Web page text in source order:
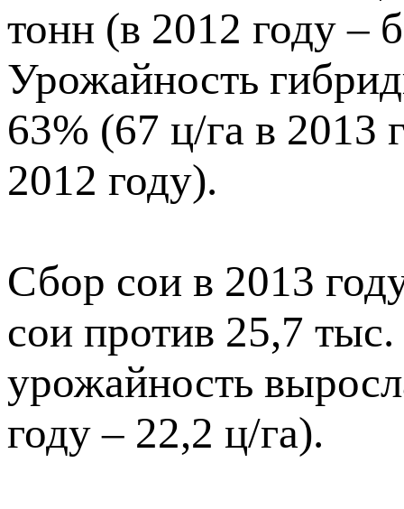
тонн (в 2012 году –
Урожайность
63% (67 ц/га в 2013
2012 году).
Сбор сои в 2013
сои против 25,7
урожайность
году – 22,2 ц/га).